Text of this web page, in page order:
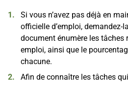
Si vous n’avez pas déjà en
officielle d’emploi, demandez-
document énumère les tâches
emploi, ainsi que le
chacune.
Afin de connaître les tâches